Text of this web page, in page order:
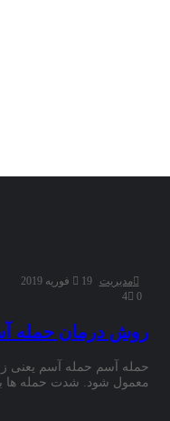
مدیریت
19 فوریه 2019
0
4
روش درمان حمله
حمله آسم حمله آسم یعنی
معمول شود. شدت حمله ها